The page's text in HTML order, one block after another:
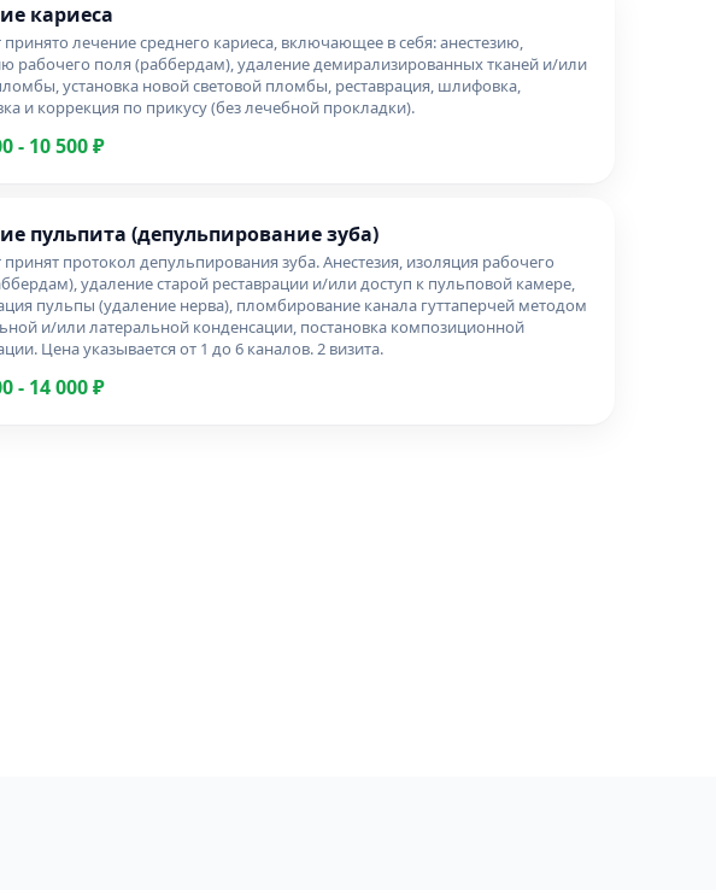
кариеса
принято лечение среднего кариеса, включающее в себя: анестезию,
рабочего поля (раббердам), удаление демирализированных тканей и/или
установка новой световой пломбы, реставрация, шлифовка,
и коррекция по прикусу (без лечебной прокладки).
- 10 500 ₽
пульпита (депульпирование зуба)
принят протокол депульпирования зуба. Анестезия, изоляция рабочего
удаление старой реставрации и/или доступ к пульповой камере,
пульпы (удаление нерва), пломбирование канала гуттаперчей методом
и/или латеральной конденсации, постановка композиционной
Цена указывается от 1 до 6 каналов. 2 визита.
- 14 000 ₽